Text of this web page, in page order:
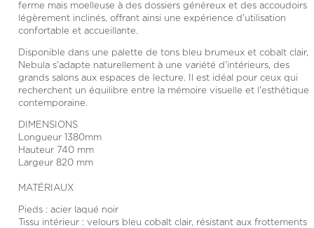
ferme mais moelleuse à des dossiers généreux et des accoudoirs
légèrement inclinés, offrant ainsi une expérience d'utilisation
confortable et accueillante.
Disponible dans une palette de tons bleu brumeux et cobalt clair,
Nebula s'adapte naturellement à une variété d'intérieurs, des
grands salons aux espaces de lecture. Il est idéal pour ceux qui
recherchent un équilibre entre la mémoire visuelle et l'esthétique
contemporaine.
DIMENSIONS
Longueur 1380mm
Hauteur 740 mm
Largeur 820 mm
MATÉRIAUX
Pieds : acier laqué noir
Tissu intérieur : velours bleu cobalt clair, résistant aux frottements